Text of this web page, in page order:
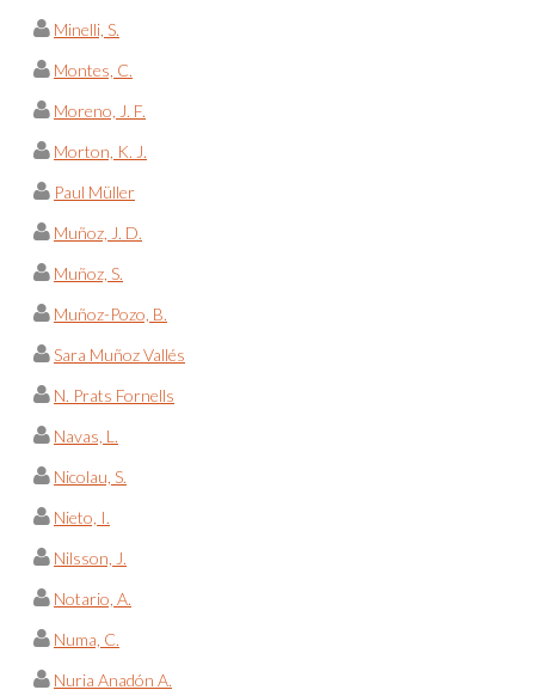
Minelli, S.
Montes, C.
Moreno, J. F.
Morton, K. J.
Paul Müller
Muñoz, J. D.
Muñoz, S.
Muñoz-Pozo, B.
Sara Muñoz Vallés
N. Prats Fornells
Navas, L.
Nicolau, S.
Nieto, I.
Nilsson, J.
Notario, A.
Numa, C.
Nuria Anadón A.